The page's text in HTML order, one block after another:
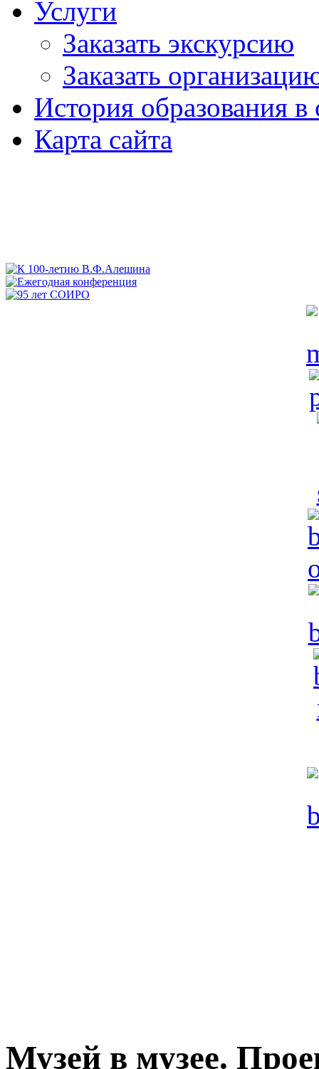
Услуги
Заказать экскурсию
Заказать
История образования в
Карта сайта
Музей в музее.